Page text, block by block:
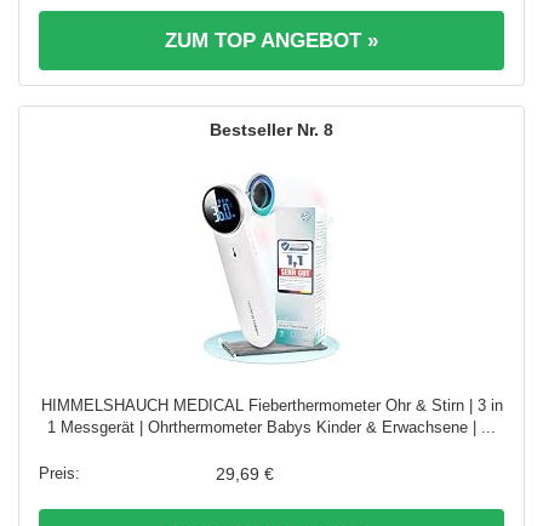
ZUM TOP ANGEBOT »
8
HIMMELSHAUCH MEDICAL Fieberthermometer Ohr & Stirn | 3 in
1 Messgerät | Ohrthermometer Babys Kinder & Erwachsene | ...
29,69 €